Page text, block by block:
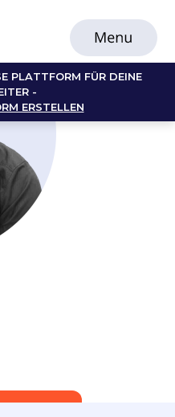
PLATTFORM FÜR DEINE
-
ERSTELLEN
werden